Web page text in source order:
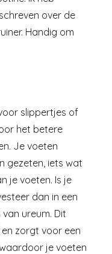
over de
Handig om
slippertjes of
het betere
Je voeten
gezeten, iets wat
je voeten. Is je
dan in een
ureum. Dit
zorgt voor een
je voeten